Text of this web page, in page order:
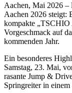
Aachen, Mai 2026 –
Aachen 2026 steigt:
kompakte „TSCHIO
Vorgeschmack auf
kommenden Jahr.
Ein besonderes
Samstag, 23. Mai,
rasante Jump &
Springreiter in